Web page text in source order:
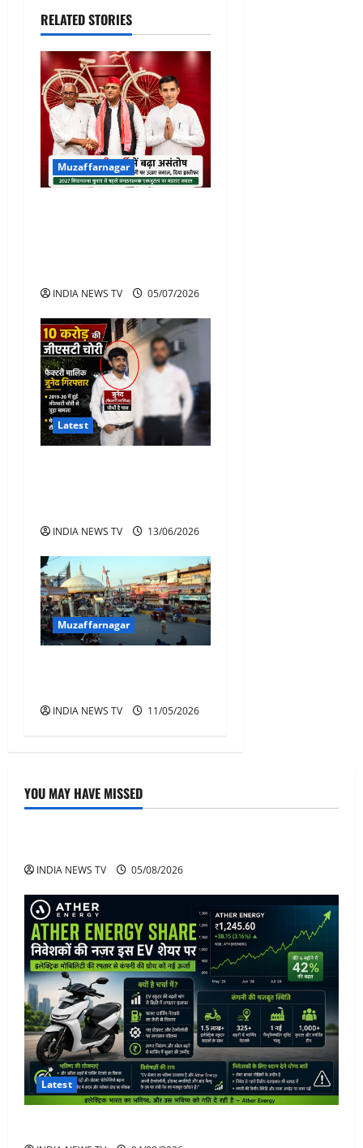
RELATED STORIES
Muzaffarnagar
INDIA NEWS TV 05/07/2026
Latest
INDIA NEWS TV 13/06/2026
Muzaffarnagar
INDIA NEWS TV 11/05/2026
YOU MAY HAVE MISSED
Article
INDIA NEWS TV 05/08/2026
Latest